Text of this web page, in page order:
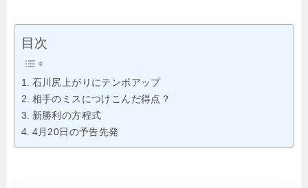
目次
石川尻上がりにテンポアップ
相手のミスにつけこんだ得点？
新勝利の方程式
4月20日の予告先発